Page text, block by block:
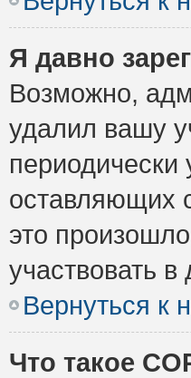
Я давно
Возможно,
удалил вашу
оставляющих
это
участвовать в
Вернуться к
Что такое